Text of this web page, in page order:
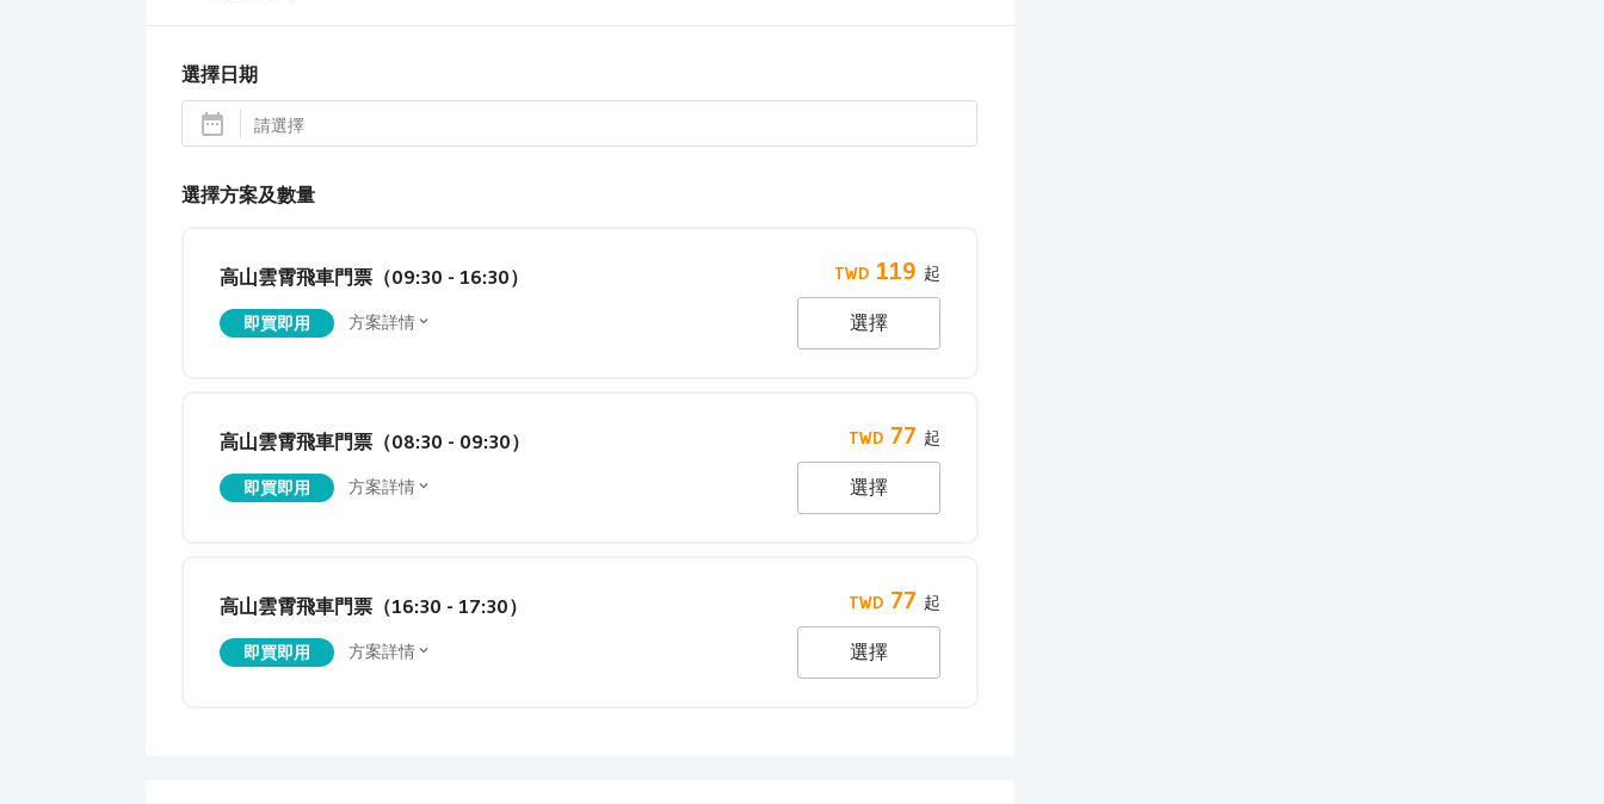
選擇日期
選擇方案及數量
高山雲霄飛車門票（09:30 - 16:30）
即買即用 方案詳情
119
選擇
高山雲霄飛車門票（08:30 - 09:30）
即買即用 方案詳情
77
選擇
高山雲霄飛車門票（16:30 - 17:30）
即買即用 方案詳情
77
選擇